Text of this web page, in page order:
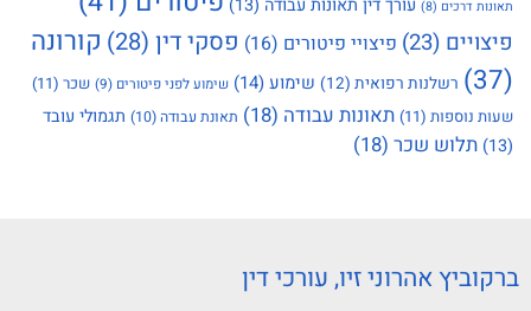
תאונות דרכים (8) עורך דין תאונות עבודה (13)
פיצויים (23) פיצויי פיטורים (16) פסקי דין (28)
קורונה
(37)
רשלנות רפואית (12) שימוע(14) שימוע לפני פיטורים (9) שכר (11)
שעות נוספות (11) תאונות עבודה (18) תאונת עבודה (10)
תגמולי עובד
(13)
תלוש שכר (18)
ברקוביץ אהרוני זיו, עורכי דין